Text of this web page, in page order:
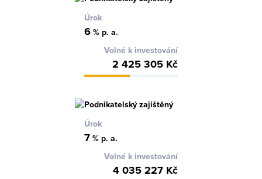
Úrok
6 % p. a.
Volné k investování
2 425 305 Kč
Úrok
7 % p. a.
Volné k investování
4 035 227 Kč